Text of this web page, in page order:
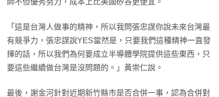
師不但優秀努力，成本上比美國矽谷更便宜。
「這是台灣人做事的精神，所以我問張忠謀你說未來台灣最
有競爭力，張忠謀說YES當然是，只要我們這種精神一直發
揮的話，所以我們為何要成立半導體學院提供這些東西，只
要這些繼續做台灣是沒問題的。」黃崇仁說。
最後，謝金河針對近期新竹縣市是否合併一事，認為合併對